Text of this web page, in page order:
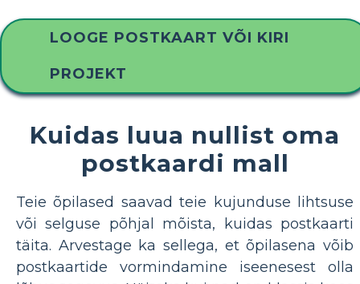
LOOGE POSTKAART VÕI KIRI
PROJEKT
Kuidas luua nullist oma
postkaardi mall
Teie õpilased saavad teie kujunduse lihtsuse
või selguse põhjal mõista, kuidas postkaarti
täita. Arvestage ka sellega, et õpilasena võib
postkaartide vormindamine iseenesest olla